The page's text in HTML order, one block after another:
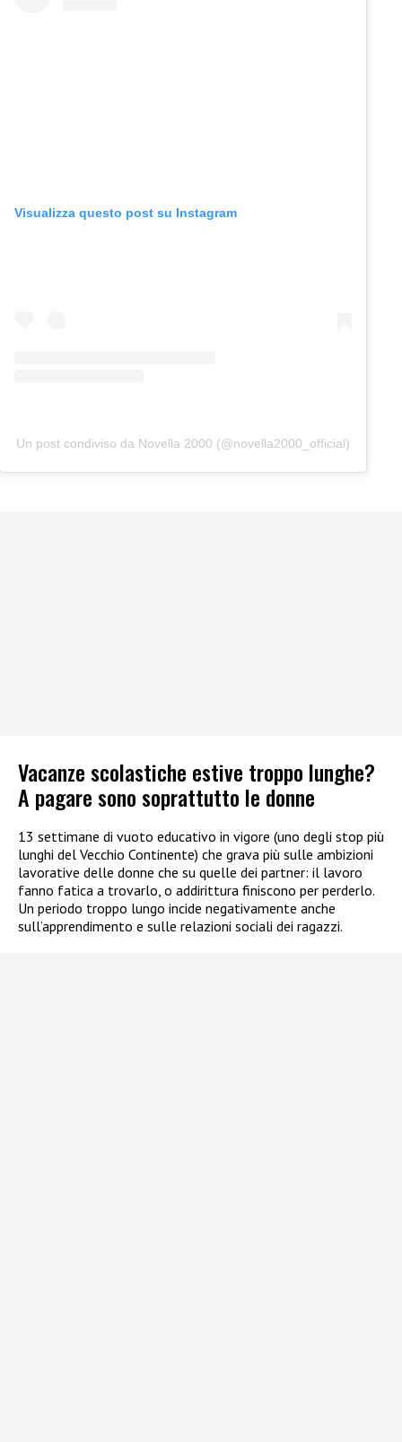
Visualizza questo post su Instagram
Un post condiviso da Novella 2000 (@novella2000_official)
Vacanze scolastiche estive troppo lunghe?
A pagare sono soprattutto le donne
13 settimane di vuoto educativo in vigore (uno degli stop più
lunghi del Vecchio Continente) che grava più sulle ambizioni
lavorative delle donne che su quelle dei partner: il lavoro
fanno fatica a trovarlo, o addirittura finiscono per perderlo.
Un periodo troppo lungo incide negativamente anche
sull’apprendimento e sulle relazioni sociali dei ragazzi.